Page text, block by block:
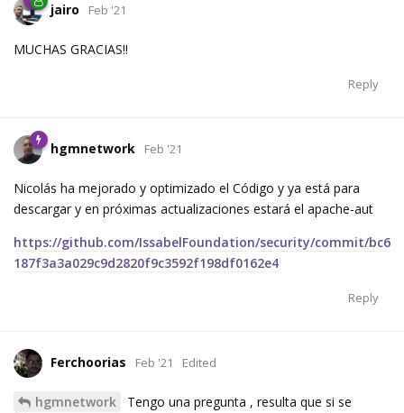
jairo Feb '21
MUCHAS GRACIAS!!
Reply
hgmnetwork Feb '21
Nicolás ha mejorado y optimizado el Código y ya está para
descargar y en próximas actualizaciones estará el apache-aut
https://github.com/IssabelFoundation/security/commit/bc6
187f3a3a029c9d2820f9c3592f198df0162e4
Reply
Ferchoorias Feb '21 Edited
hgmnetwork
Tengo una pregunta , resulta que si se